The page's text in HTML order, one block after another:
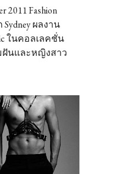
2011 Fashion
ผลงาน
ในคอลเลคชั่น
ฝันและหญิงสาว